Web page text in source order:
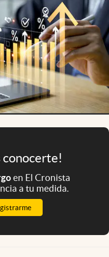
conocerte!
en El Cronista
a tu medida.